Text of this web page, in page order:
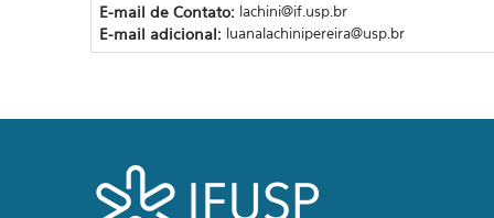
E-mail de Contato: lachini@if.usp.br
E-mail adicional: luanalachinipereira@usp.br